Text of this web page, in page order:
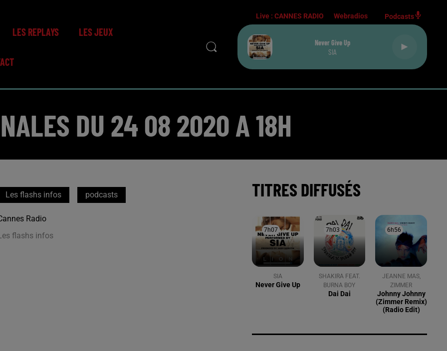
LES REPLAYS LES JEUX
Live :CANNES RADIO Webradios Podcasts
Never Give Up
SIA
DU 24 08 2020 A 18H
Les flashs infos podcasts
Radio
flashs infos
TITRES DIFFUSÉS
7h07
7h07
SIA
Never Give Up
7h03
7h03
SHAKIRA FEAT.
BURNA BOY
Dai Dai
6h56
6h56
JEANNE MAS,
ZIMMER
Johnny Johnny
(zimmer Remix)
(radio Edit)